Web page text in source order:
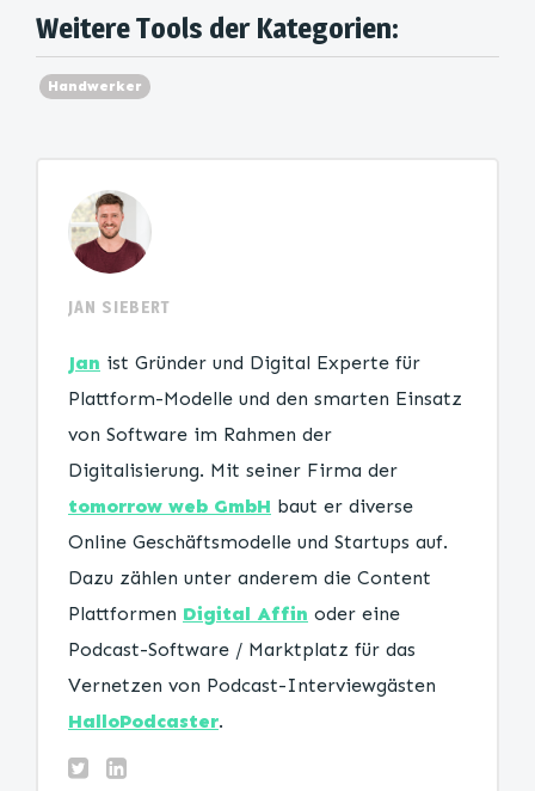
Weitere Tools der Kategorien:
Handwerker
JAN SIEBERT
Jan ist Gründer und Digital Experte für
Plattform-Modelle und den smarten Einsatz
von Software im Rahmen der
Digitalisierung. Mit seiner Firma der
tomorrow web GmbH baut er diverse
Online Geschäftsmodelle und Startups auf.
Dazu zählen unter anderem die Content
Plattformen Digital Affin oder eine
Podcast-Software / Marktplatz für das
Vernetzen von Podcast-Interviewgästen
HalloPodcaster.